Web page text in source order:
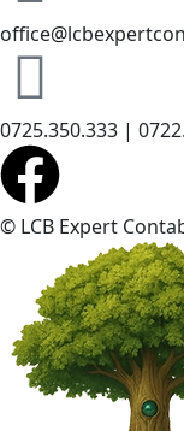
0725.350.333 |
© LCB Expert